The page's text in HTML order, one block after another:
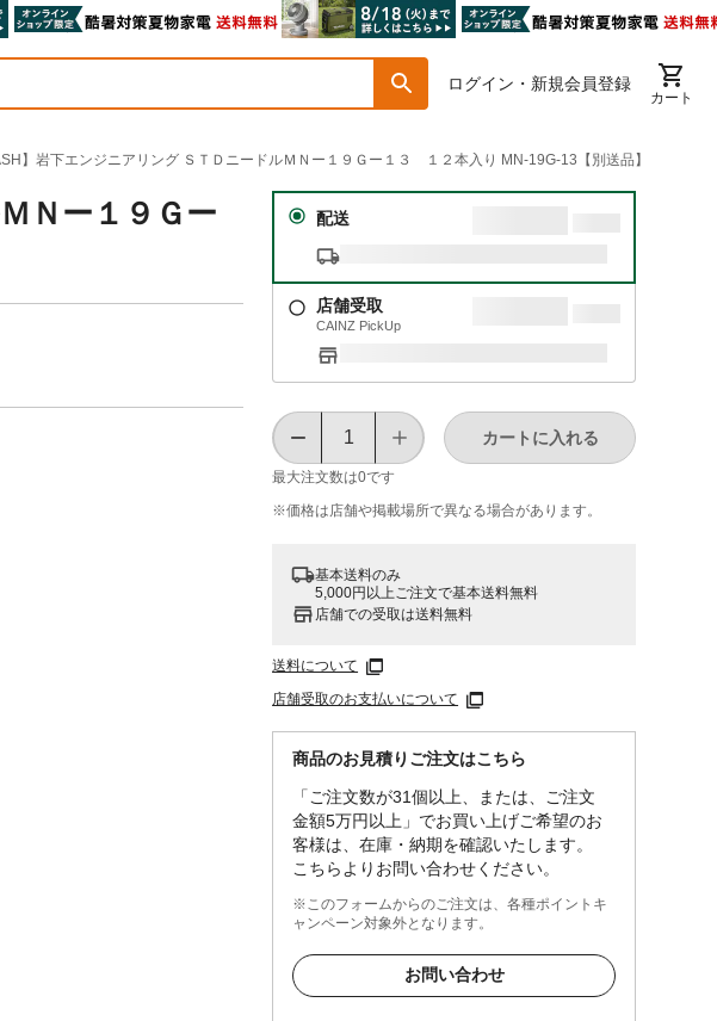
ログイン・新規会員登録
カート
】岩下エンジニアリング ＳＴＤニードルＭＮー１９Ｇー１３ １２本入り MN-19G-13【別送品】
Ｎー１９Ｇー
配送
店舗受取
CAINZ PickUp
最大注文数は0です
カートに入れる
※価格は​店舗や​掲載場所で​異なる​場合が​あります。
基本送料のみ
5,000円以上ご注文で基本送料無料
店舗での受取は送料無料
送料について
店舗受取のお支払いについて
商品のお見積りご注文はこちら
「ご注文数が31個以上、または、ご注文
金額5万円以上」でお買い上げご希望のお
客様は、在庫・納期を確認いたします。
こちらよりお問い合わせください。
※このフォームからのご注文は、各種ポイントキ
ャンペーン対象外となります。
お問い合わせ